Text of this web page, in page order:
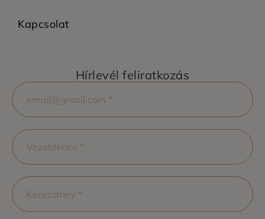
Kapcsolat
Hírlevél feliratkozás